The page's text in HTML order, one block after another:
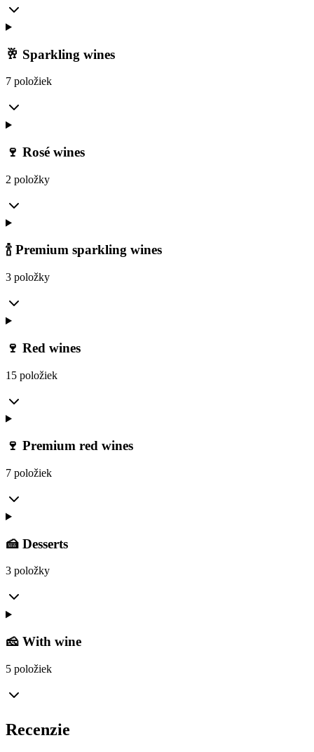
🥂 Sparkling wines
7 položiek
🍷 Rosé wines
2 položky
🍾 Premium sparkling wines
3 položky
🍷 Red wines
15 položiek
🍷 Premium red wines
7 položiek
🍰 Desserts
3 položky
🧀 With wine
5 položiek
Recenzie